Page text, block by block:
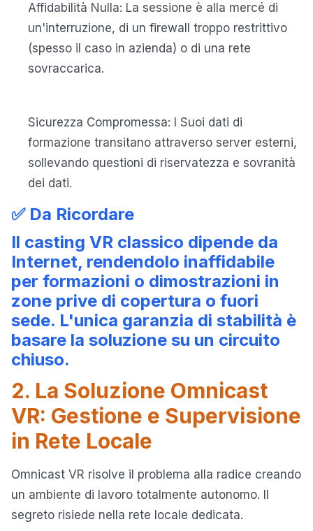
Affidabilità Nulla: La sessione è alla mercé di
un'interruzione, di un firewall troppo restrittivo
(spesso il caso in azienda) o di una rete
sovraccarica.
Sicurezza Compromessa: I Suoi dati di
formazione transitano attraverso server esterni,
sollevando questioni di riservatezza e sovranità
dei dati.
✅ Da Ricordare
Il casting VR classico dipende da
Internet, rendendolo inaffidabile
per formazioni o dimostrazioni in
zone prive di copertura o fuori
sede. L'unica garanzia di stabilità è
basare la soluzione su un circuito
chiuso.
2. La Soluzione Omnicast
VR: Gestione e Supervisione
in Rete Locale
Omnicast VR risolve il problema alla radice creando
un ambiente di lavoro totalmente autonomo. Il
segreto risiede nella rete locale dedicata.